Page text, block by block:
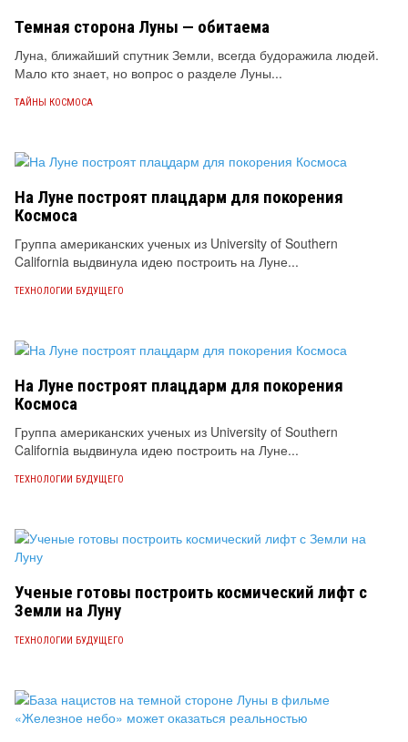
Темная сторона Луны — обитаема
Луна, ближайший спутник Земли, всегда будоражила людей.
Мало кто знает, но вопрос о разделе Луны...
ТАЙНЫ КОСМОСА
На Луне построят плацдарм для покорения
Космоса
Группа американских ученых из University of Southern
California выдвинула идею построить на Луне...
ТЕХНОЛОГИИ БУДУЩЕГО
На Луне построят плацдарм для покорения
Космоса
Группа американских ученых из University of Southern
California выдвинула идею построить на Луне...
ТЕХНОЛОГИИ БУДУЩЕГО
Ученые готовы построить космический лифт с
Земли на Луну
ТЕХНОЛОГИИ БУДУЩЕГО